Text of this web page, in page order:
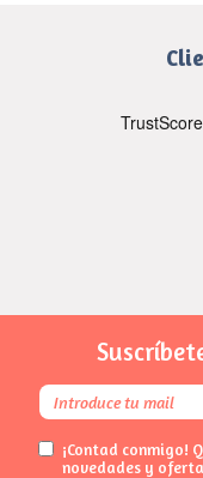
¡Contad conmigo!
novedades y